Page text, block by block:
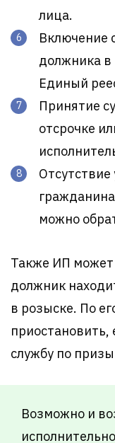
лица.
Включение
должника в
Единый
Принятие
отсрочке
можно
Также ИП может
должник
в розыске. По
приостановить,
службу по
Возможно и